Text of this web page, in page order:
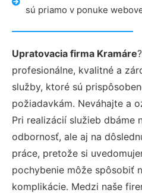
sú priamo v ponuke
Upratovacia firma Kramáre
profesionálne, kvalitné a
služby, ktoré sú
požiadavkám. Neváhajte a
Pri realizácií služieb dbáme
odbornosť, ale aj na
práce, pretože si
pochybenie môže spôsobiť
komplikácie. Medzi naše